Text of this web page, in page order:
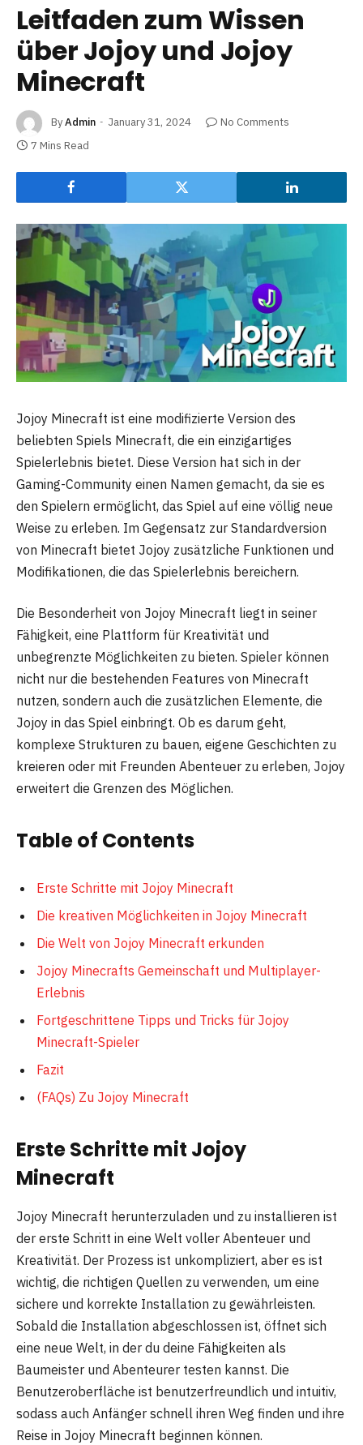
Leitfaden zum Wissen
über Jojoy und Jojoy
Minecraft
ByAdmin January 31, 2024
No Comments
7 Mins Read
Jojoy Minecraft ist eine modifizierte Version des
beliebten Spiels Minecraft, die ein einzigartiges
Spielerlebnis bietet. Diese Version hat sich in der
Gaming-Community einen Namen gemacht, da sie es
den Spielern ermöglicht, das Spiel auf eine völlig neue
Weise zu erleben. Im Gegensatz zur Standardversion
von Minecraft bietet Jojoy zusätzliche Funktionen und
Modifikationen, die das Spielerlebnis bereichern.
Die Besonderheit von Jojoy Minecraft liegt in seiner
Fähigkeit, eine Plattform für Kreativität und
unbegrenzte Möglichkeiten zu bieten. Spieler können
nicht nur die bestehenden Features von Minecraft
nutzen, sondern auch die zusätzlichen Elemente, die
Jojoy in das Spiel einbringt. Ob es darum geht,
komplexe Strukturen zu bauen, eigene Geschichten zu
kreieren oder mit Freunden Abenteuer zu erleben, Jojoy
erweitert die Grenzen des Möglichen.
Table of Contents
Erste Schritte mit Jojoy Minecraft
Die kreativen Möglichkeiten in Jojoy Minecraft
Die Welt von Jojoy Minecraft erkunden
Jojoy Minecrafts Gemeinschaft und Multiplayer-
Erlebnis
Fortgeschrittene Tipps und Tricks für Jojoy
Minecraft-Spieler
Fazit
(FAQs) Zu Jojoy Minecraft
Erste Schritte mit Jojoy
Minecraft
Jojoy Minecraft herunterzuladen und zu installieren ist
der erste Schritt in eine Welt voller Abenteuer und
Kreativität. Der Prozess ist unkompliziert, aber es ist
wichtig, die richtigen Quellen zu verwenden, um eine
sichere und korrekte Installation zu gewährleisten.
Sobald die Installation abgeschlossen ist, öffnet sich
eine neue Welt, in der du deine Fähigkeiten als
Baumeister und Abenteurer testen kannst. Die
Benutzeroberfläche ist benutzerfreundlich und intuitiv,
sodass auch Anfänger schnell ihren Weg finden und ihre
Reise in Jojoy Minecraft beginnen können.